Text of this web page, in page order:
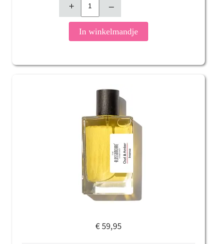
+ –
In winkelmandje
€ 59,95